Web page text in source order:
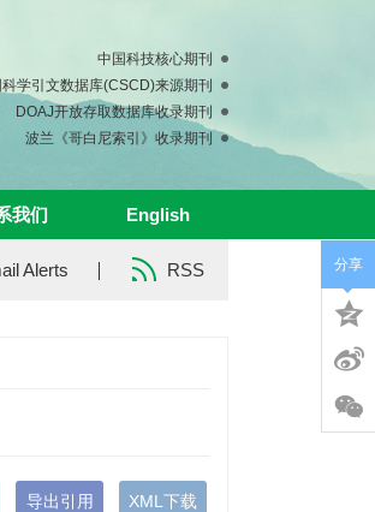
中国科技核心期刊
学引文数据库(CSCD)来源期刊
DOAJ开放存取数据库收录期刊
波兰《哥白尼索引》收录期刊
我们 English
Alerts RSS
导出引用 XML下载
分享